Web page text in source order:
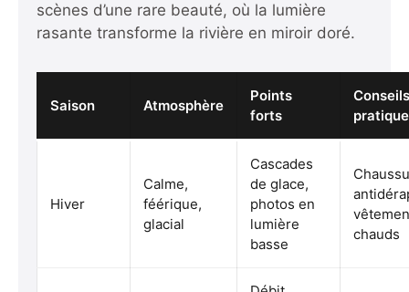
scènes d’une rare beauté, où la lumière
rasante transforme la rivière en miroir doré.
Saison Atmosphère
Points
forts
Conseils
Hiver
Calme,
féérique,
glacial
Cascades
de glace,
photos en
lumière
basse
chauds